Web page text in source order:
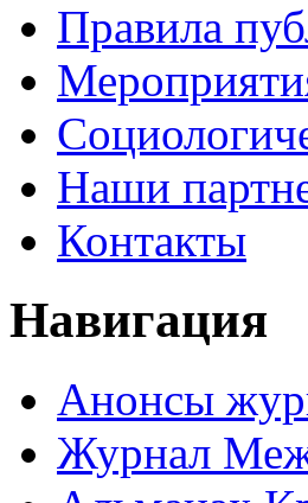
Правила
Наши
Контакты
Навигация
Анонсы
Журнал